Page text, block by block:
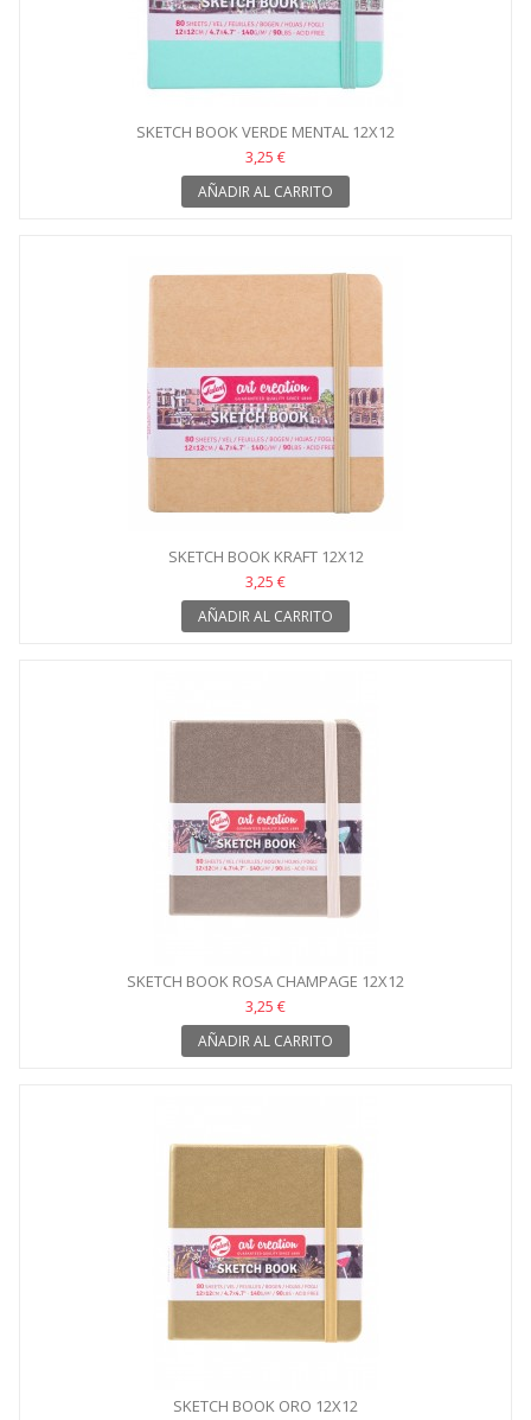
SKETCH BOOK VERDE MENTAL 12X12
3,25 €
AÑADIR AL CARRITO
SKETCH BOOK KRAFT 12X12
3,25 €
AÑADIR AL CARRITO
SKETCH BOOK ROSA CHAMPAGE 12X12
3,25 €
AÑADIR AL CARRITO
SKETCH BOOK ORO 12X12